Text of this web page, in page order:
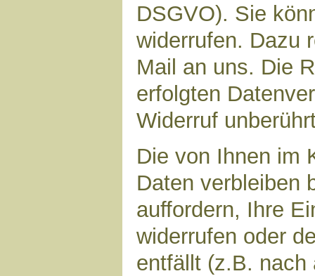
DSGVO). Sie
widerrufen. Dazu
Mail an uns. Die
erfolgten
Widerruf
Die von Ihnen im
Daten verbleiben
auffordern, Ihre
widerrufen oder
entfällt (z.B. nach